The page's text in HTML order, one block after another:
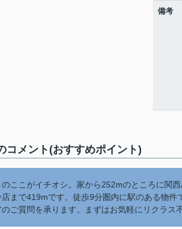
備考
コメント(おすすめポイント)
のここがイチオシ。家から252mのところに関
店まで419mです。徒歩9分圏内に駅のある物
ご質問を承ります。まずはお気軽にリクラス